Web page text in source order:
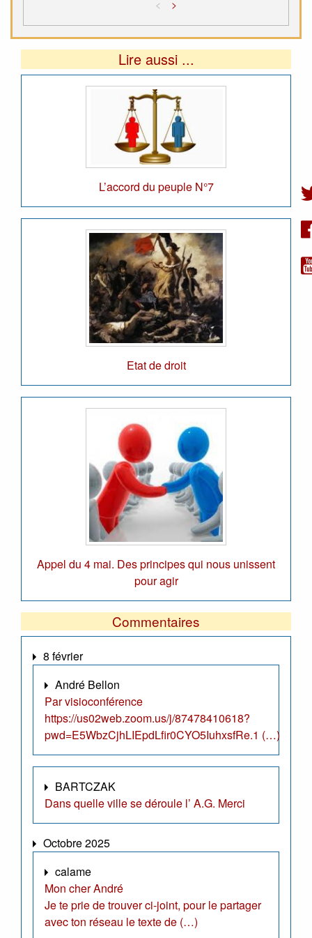
< >
Lire aussi ...
L’accord du peuple N°7
Etat de droit
Appel du 4 mai. Des principes qui nous unissent
pour agir
Commentaires
8 février
André Bellon
Par visioconférence
https://us02web.zoom.us/j/87478410618?
pwd=E5WbzCjhLIEpdLfir0CYO5IuhxsfRe.1 (…)
BARTCZAK
Dans quelle ville se déroule l’ A.G. Merci
Octobre 2025
calame
Mon cher André
Je te prie de trouver ci-joint, pour le partager
avec ton réseau le texte de (…)